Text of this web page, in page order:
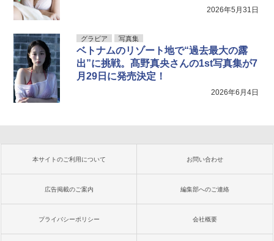
2026年5月31日
グラビア 写真集
ベトナムのリゾート地で“過去最大の露
出”に挑戦。髙野真央さんの1st写真集が7
月29日に発売決定！
2026年6月4日
本サイトのご利用について お問い合わせ
広告掲載のご案内 編集部へのご連絡
プライバシーポリシー 会社概要